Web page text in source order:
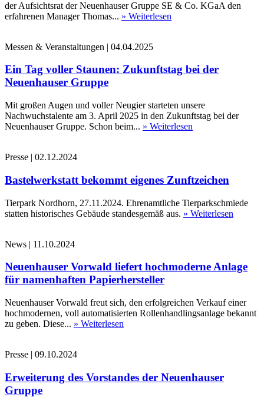
der Aufsichtsrat der Neuenhauser Gruppe SE & Co. KGaA den
erfahrenen Manager Thomas... » Weiterlesen
Messen & Veranstaltungen | 04.04.2025
Ein Tag voller Staunen: Zukunftstag bei der
Neuenhauser Gruppe
Mit großen Augen und voller Neugier starteten unsere
Nachwuchstalente am 3. April 2025 in den Zukunftstag bei der
Neuenhauser Gruppe. Schon beim... » Weiterlesen
Presse | 02.12.2024
Bastelwerkstatt bekommt eigenes Zunftzeichen
Tierpark Nordhorn, 27.11.2024. Ehrenamtliche Tierparkschmiede
statten historisches Gebäude standesgemäß aus. » Weiterlesen
News | 11.10.2024
Neuenhauser Vorwald liefert hochmoderne Anlage
für namenhaften Papierhersteller
Neuenhauser Vorwald freut sich, den erfolgreichen Verkauf einer
hochmodernen, voll automatisierten Rollenhandlingsanlage bekannt
zu geben. Diese... » Weiterlesen
Presse | 09.10.2024
Erweiterung des Vorstandes der Neuenhauser
Gruppe